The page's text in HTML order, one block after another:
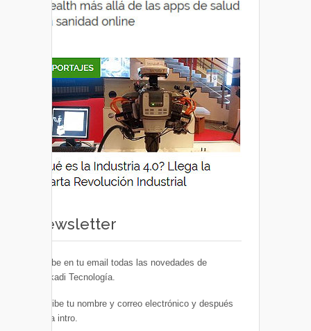
Newsletter
Recibe en tu email todas las novedades de
Euskadi Tecnología.
Escribe tu nombre y correo electrónico y después
pulsa intro.